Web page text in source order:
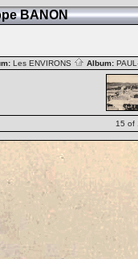
BANON
Les ENVIRONS Album:
15 of